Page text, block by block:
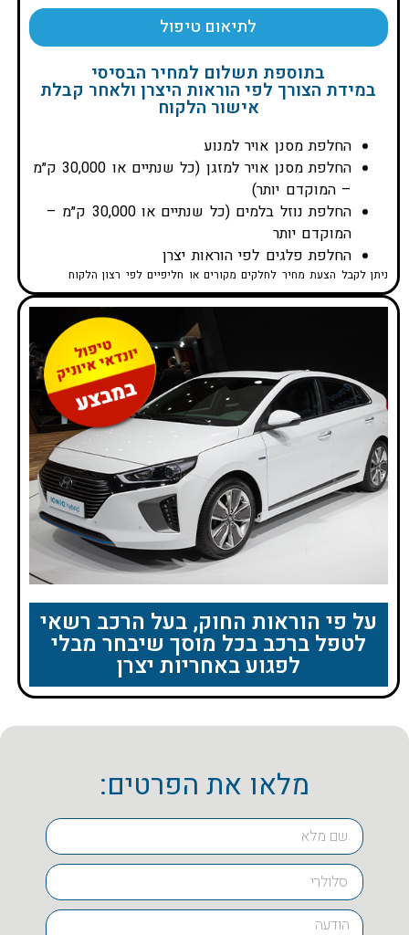
לתיאום טיפול
בתוספת תשלום למחיר הבסיסי
במידת הצורך לפי הוראות היצרן ולאחר קבלת
אישור הלקוח
החלפת מסנן אויר למנוע
החלפת מסנן אויר למזגן (כל שנתיים או 30,000 ק״מ
– המוקדם יותר)
החלפת נוזל בלמים (כל שנתיים או 30,000 ק״מ –
המוקדם יותר
החלפת פלגים לפי הוראות יצרן
ניתן לקבל הצעת מחיר לחלקים מקורים או חליפיים לפי רצון הלקוח
על פי הוראות החוק, בעל הרכב רשאי
לטפל ברכב בכל מוסך שיבחר מבלי
לפגוע באחריות יצרן
מלאו את הפרטים: